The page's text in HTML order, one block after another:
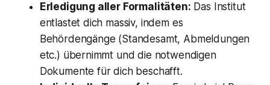
Erledigung aller Formalitäten: Das Institut
entlastet dich massiv, indem es
Behördengänge (Standesamt, Abmeldungen
etc.) übernimmt und die notwendigen
Dokumente für dich beschafft.